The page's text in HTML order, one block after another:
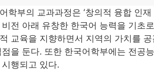
학부의 교과과정은 ‘창의적 융합 인
비전 아래 유창한 한국어 능력을 기초
교육을 지향하면서 지역의 가치를
점을 둔다. 또한 한국어학부에는 전공
시행되고 있다.